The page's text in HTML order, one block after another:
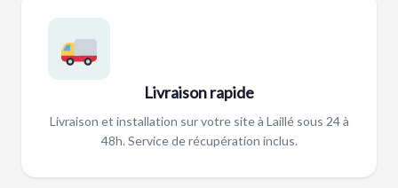
Livraison rapide
Livraison et installation sur votre site à Laillé sous 24 à
48h. Service de récupération inclus.